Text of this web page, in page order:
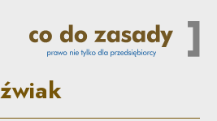
Co do zasady